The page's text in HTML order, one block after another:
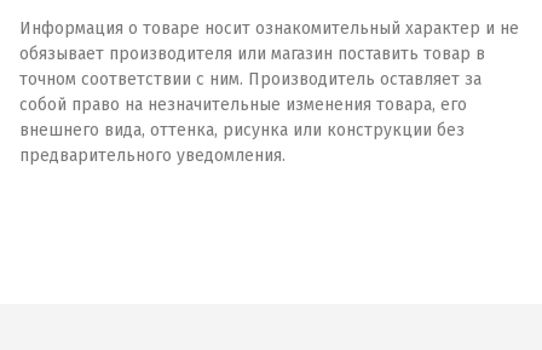
Информация о товаре носит ознакомительный характер и не
обязывает производителя или магазин поставить товар в
точном соответствии с ним. Производитель оставляет за
собой право на незначительные изменения товара, его
внешнего вида, оттенка, рисунка или конструкции без
предварительного уведомления.